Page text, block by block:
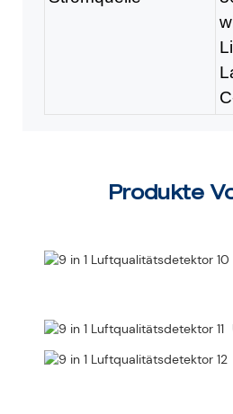
Produkte